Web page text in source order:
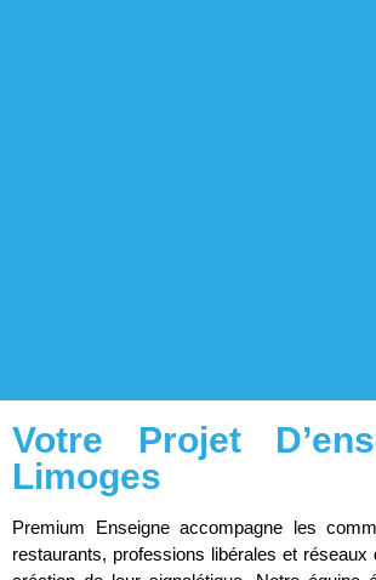
Votre Projet
Limoges
Premium Enseigne accompagne les
restaurants, professions libérales et réseaux